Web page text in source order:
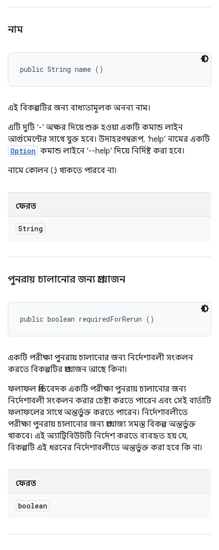
নাম
public String name ()
এই বিকল্পটির জন্য বাধ্যতামূলক অনন্য নাম।
এটি দুটি '-' অক্ষর দিয়ে শুরু হওয়া একটি কমান্ড লাইন
আর্গুমেন্টের সাথে যুক্ত হবে। উদাহরণস্বরূপ, 'help' নামের একটি
Option কমান্ড লাইনে '--help' দিয়ে নির্দিষ্ট করা হবে।
নামে কোলন (:) থাকতে পারবে না।
ফেরত
String
পুনরায় চালানোর জন্য প্রয়োজন
public boolean requiredForRerun ()
একটি পরীক্ষা পুনরায় চালানোর জন্য নির্দেশাবলী সংকলন
করতে বিকল্পটির প্রয়োজন আছে কিনা।
ফলাফল প্রতিবেদক একটি পরীক্ষা পুনরায় চালানোর জন্য
নির্দেশাবলী সংকলন করার চেষ্টা করতে পারেন এবং সেই বার্তাটি
ফলাফলের সাথে অন্তর্ভুক্ত করতে পারেন। নির্দেশাবলীতে
পরীক্ষা পুনরায় চালানোর জন্য প্রযোজ্য সমস্ত বিকল্প অন্তর্ভুক্ত
থাকবে। এই অ্যাট্রিবিউটটি নির্দেশ করতে ব্যবহৃত হয় যে,
বিকল্পটি এই ধরনের নির্দেশাবলীতে অন্তর্ভুক্ত করা হবে কি না।
ফেরত
boolean